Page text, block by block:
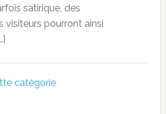
satirique, des
visiteurs pourront ainsi
catégorie